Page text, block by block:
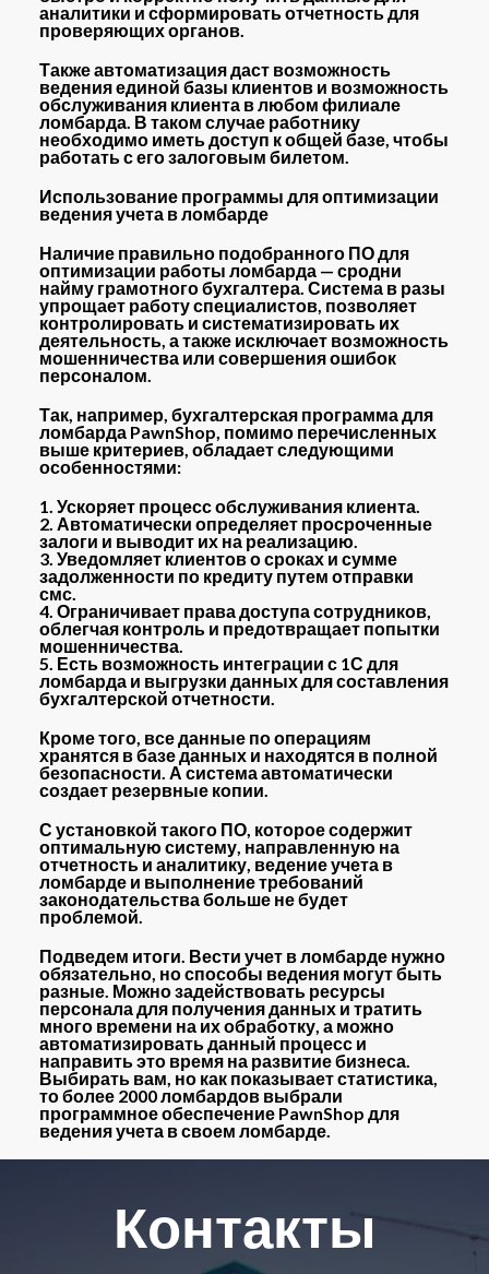
аналитики и сформировать отчетность для
проверяющих органов.
Также автоматизация даст возможность
ведения единой базы клиентов и возможность
обслуживания клиента в любом филиале
ломбарда. В таком случае работнику
необходимо иметь доступ к общей базе, чтобы
работать с его залоговым билетом.
Использование программы для оптимизации
ведения учета в ломбарде
Наличие правильно подобранного ПО для
оптимизации работы ломбарда — сродни
найму грамотного бухгалтера. Система в разы
упрощает работу специалистов, позволяет
контролировать и систематизировать их
деятельность, а также исключает возможность
мошенничества или совершения ошибок
персоналом.
Так, например, бухгалтерская программа для
ломбарда PawnShop, помимо перечисленных
выше критериев, обладает следующими
особенностями:
1. Ускоряет процесс обслуживания клиента.
2. Автоматически определяет просроченные
залоги и выводит их на реализацию.
3. Уведомляет клиентов о сроках и сумме
задолженности по кредиту путем отправки
смс.
4. Ограничивает права доступа сотрудников,
облегчая контроль и предотвращает попытки
мошенничества.
5. Есть возможность интеграции с 1С для
ломбарда и выгрузки данных для составления
бухгалтерской отчетности.
Кроме того, все данные по операциям
хранятся в базе данных и находятся в полной
безопасности. А система автоматически
создает резервные копии.
С установкой такого ПО, которое содержит
оптимальную систему, направленную на
отчетность и аналитику, ведение учета в
ломбарде и выполнение требований
законодательства больше не будет
проблемой.
Подведем итоги. Вести учет в ломбарде нужно
обязательно, но способы ведения могут быть
разные. Можно задействовать ресурсы
персонала для получения данных и тратить
много времени на их обработку, а можно
автоматизировать данный процесс и
направить это время на развитие бизнеса.
Выбирать вам, но как показывает статистика,
то более 2000 ломбардов выбрали
программное обеспечение PawnShop для
ведения учета в своем ломбарде.
Контакты